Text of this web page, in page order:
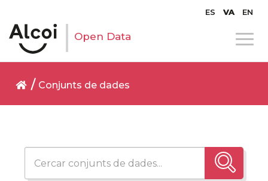
ES VA EN
Open Data
Conjunts de dades